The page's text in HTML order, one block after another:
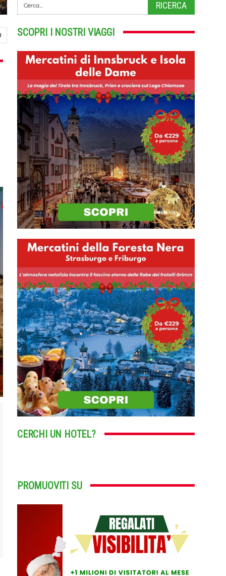
SCOPRI I NOSTRI VIAGGI
CERCHI UN HOTEL?
PROMUOVITI SU